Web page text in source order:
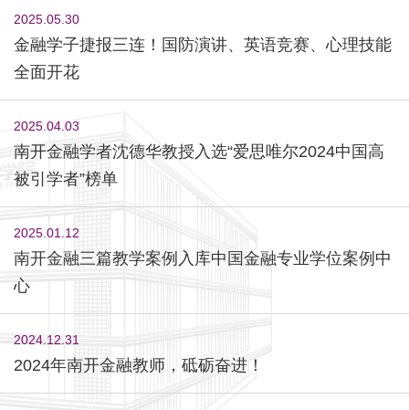
2025.05.30
金融学子捷报三连！国防演讲、英语竞赛、心理技能
全面开花
2025.04.03
南开金融学者沈德华教授入选“爱思唯尔2024中国高
被引学者”榜单
2025.01.12
南开金融三篇教学案例入库中国金融专业学位案例中
心
2024.12.31
2024年南开金融教师，砥砺奋进！